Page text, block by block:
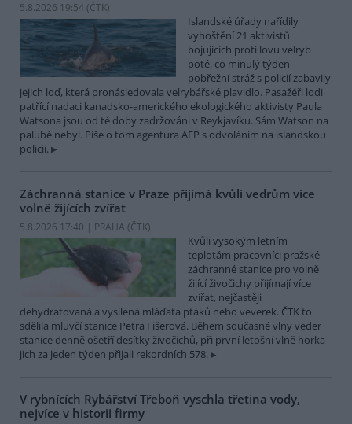
5.8.2026 19:54 (ČTK)
Islandské úřady nařídily
vyhoštění 21 aktivistů
bojujících proti lovu velryb
poté, co minulý týden
pobřežní stráž s policií zabavily
jejich loď, která pronásledovala velrybářské plavidlo. Pasažéři lodi
patřící nadaci kanadsko-amerického ekologického aktivisty Paula
Watsona jsou od té doby zadržováni v Reykjavíku. Sám Watson na
palubě nebyl. Píše o tom agentura AFP s odvoláním na islandskou
policii.
Záchranná stanice v Praze přijímá kvůli vedrům více
volně žijících zvířat
5.8.2026 17:40 | PRAHA (ČTK)
Kvůli vysokým letním
teplotám pracovníci pražské
záchranné stanice pro volně
žijící živočichy přijímají více
zvířat, nejčastěji
dehydratovaná a vysílená mláďata ptáků nebo veverek. ČTK to
sdělila mluvčí stanice Petra Fišerová. Během současné vlny veder
stanice denně ošetří desítky živočichů, při první letošní vlně horka
jich za jeden týden přijali rekordních 578.
V rybnících Rybářství Třeboň vyschla třetina vody,
nejvíce v historii firmy